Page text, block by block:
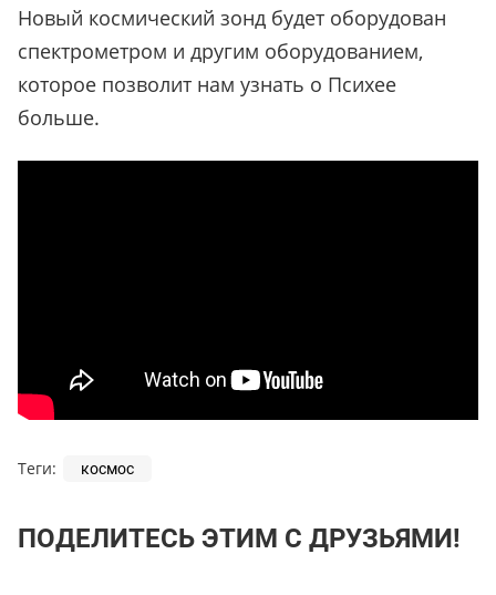
Новый космический зонд будет оборудован
спектрометром и другим оборудованием,
которое позволит нам узнать о Психее
больше.
Теги: космос
ПОДЕЛИТЕСЬ ЭТИМ С ДРУЗЬЯМИ!